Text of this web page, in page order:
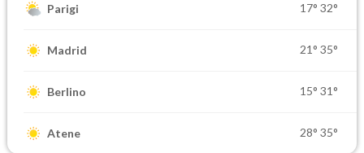
Parigi 17° 32°
Madrid 21° 35°
Berlino 15° 31°
Atene 28° 35°